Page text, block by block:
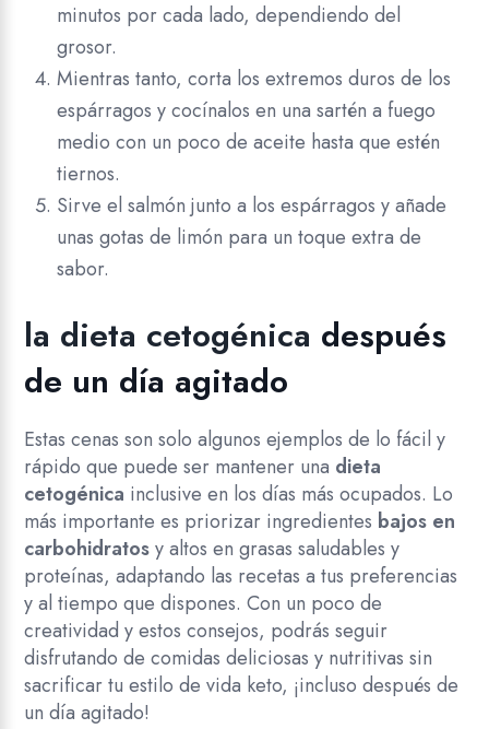
minutos por cada lado, dependiendo del
grosor.
Mientras tanto, corta los extremos duros de los
espárragos y cocínalos en una sartén a fuego
medio con un poco de aceite hasta que estén
tiernos.
Sirve el salmón junto a los espárragos y añade
unas gotas de limón para un toque extra de
sabor.
la dieta cetogénica después
de un día agitado
Estas cenas son solo algunos ejemplos de lo fácil y
rápido que puede ser mantener una dieta
cetogénica inclusive en los días más ocupados. Lo
más importante es priorizar ingredientes bajos en
carbohidratosy altos en grasas saludables y
proteínas, adaptando las recetas a tus preferencias
y al tiempo que dispones. Con un poco de
creatividad y estos consejos, podrás seguir
disfrutando de comidas deliciosas y nutritivas sin
sacrificar tu estilo de vida keto, ¡incluso después de
un día agitado!